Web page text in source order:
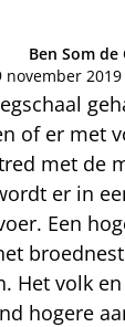
Ben Som de
november 2019
of er met
met
er in
Een
volk
hogere